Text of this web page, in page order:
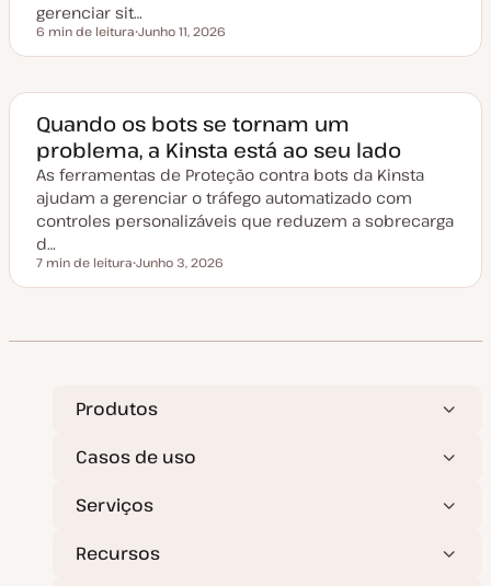
ç
ã
o
gerenciar sit…
Tempo de leitura
6 min de leitura
a
e
a
t
u
a
i
z
a
ã
o
Junho 11, 2026
Quando os bots se tornam um
problema, a Kinsta está ao seu lado
As ferramentas de Proteção contra bots da Kinsta
ajudam a gerenciar o tráfego automatizado com
controles personalizáveis que reduzem a sobrecarga
d…
Tempo de leitura
7 min de leitura
a
e
a
l
a
o
Junho 3, 2026
Produtos
Casos de uso
Serviços
Recursos